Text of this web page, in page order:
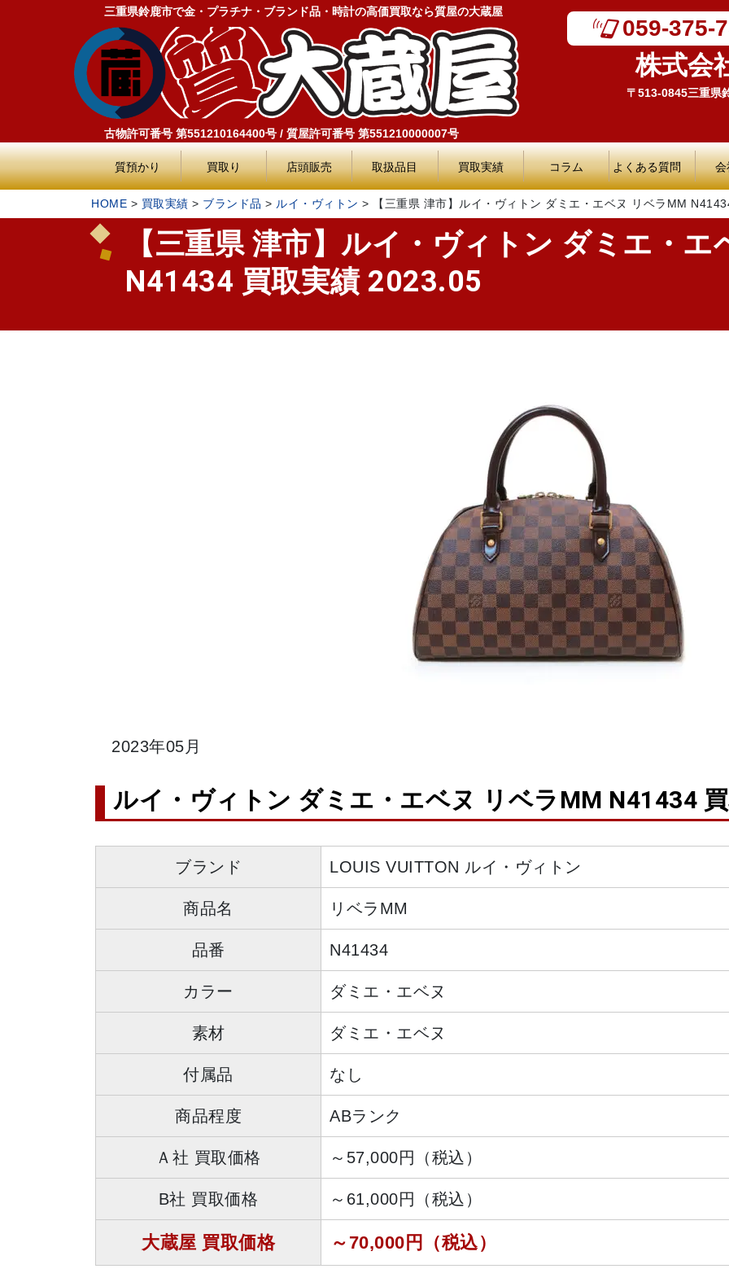
三重県鈴鹿市で金・プラチナ・ブランド品・時計の高価買取なら質屋の大蔵屋
古物許可番号 第551210164400号 / 質屋許可番号 第551210000007号
059-375-
株式会
〒513-0845三重県
質預かり 買取り 店頭販売 取扱品目 買取実績 コラム よくある質問 会
HOME > 買取実績 > ブランド品 > ルイ・ヴィトン > 【三重県 津市】ルイ・ヴィトン ダミエ・エベヌ リベラMM
【三重県 津市】ルイ・ヴィトン ダミエ・
N41434 買取実績 2023.05
2023年05月
ルイ・ヴィトン ダミエ・エベヌ リベラMM N41434
ブランド LOUIS VUITTON ルイ・ヴィトン
商品名 リベラMM
品番 N41434
カラー ダミエ・エベヌ
素材 ダミエ・エベヌ
付属品 なし
商品程度 ABランク
Ａ社 買取価格 ～57,000円（税込）
B社 買取価格 ～61,000円（税込）
大蔵屋 買取価格 ～70,000円（税込）